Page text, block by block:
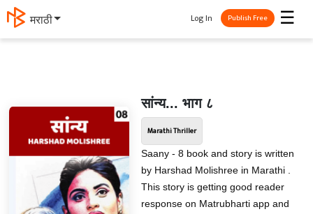
मराठी ☰
Log In Publish Free
सांन्य... भाग ८
Marathi Thriller
Saany - 8 book and story is written
by Harshad Molishree in Marathi .
This story is getting good reader
response on Matrubharti app and